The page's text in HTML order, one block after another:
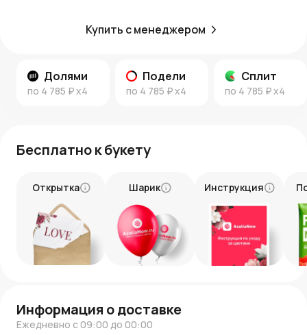
Купить с менеджером
Долями
по 4 785 ₽x4
Подели
по 4 785 ₽x4
Сплит
по 4 785 ₽x4
Бесплатно к букету
Открытка Шарик Инструкция
Информация о доставке
Ежедневно с 09:00 до 00:00